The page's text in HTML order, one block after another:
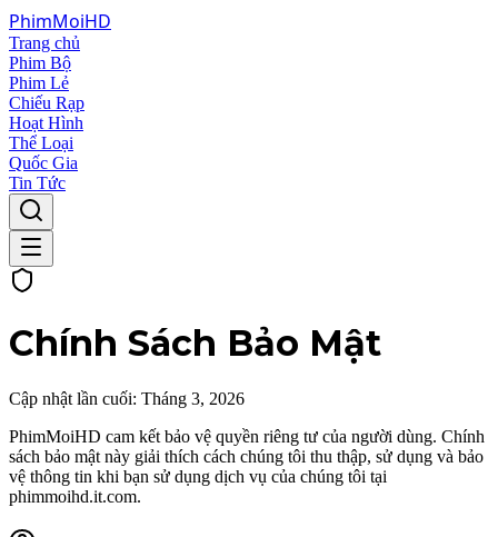
PhimMoiHD
Trang chủ
Phim Bộ
Phim Lẻ
Chiếu Rạp
Hoạt Hình
Thể Loại
Quốc Gia
Tin Tức
Chính Sách Bảo Mật
Cập nhật lần cuối: Tháng 3, 2026
PhimMoiHD cam kết bảo vệ quyền riêng tư của người dùng. Chính
sách bảo mật này giải thích cách chúng tôi thu thập, sử dụng và bảo
vệ thông tin khi bạn sử dụng dịch vụ của chúng tôi tại
phimmoihd.it.com.